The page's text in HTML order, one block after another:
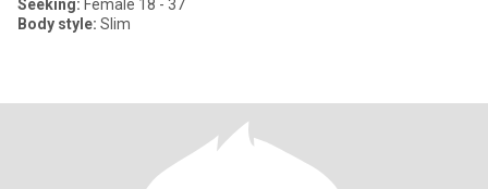
Seeking: Female 18 - 37
Body style: Slim